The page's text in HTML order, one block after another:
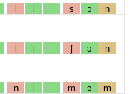
l i s ɔ n
l i ʃ ɔ n
n i m ɔ m